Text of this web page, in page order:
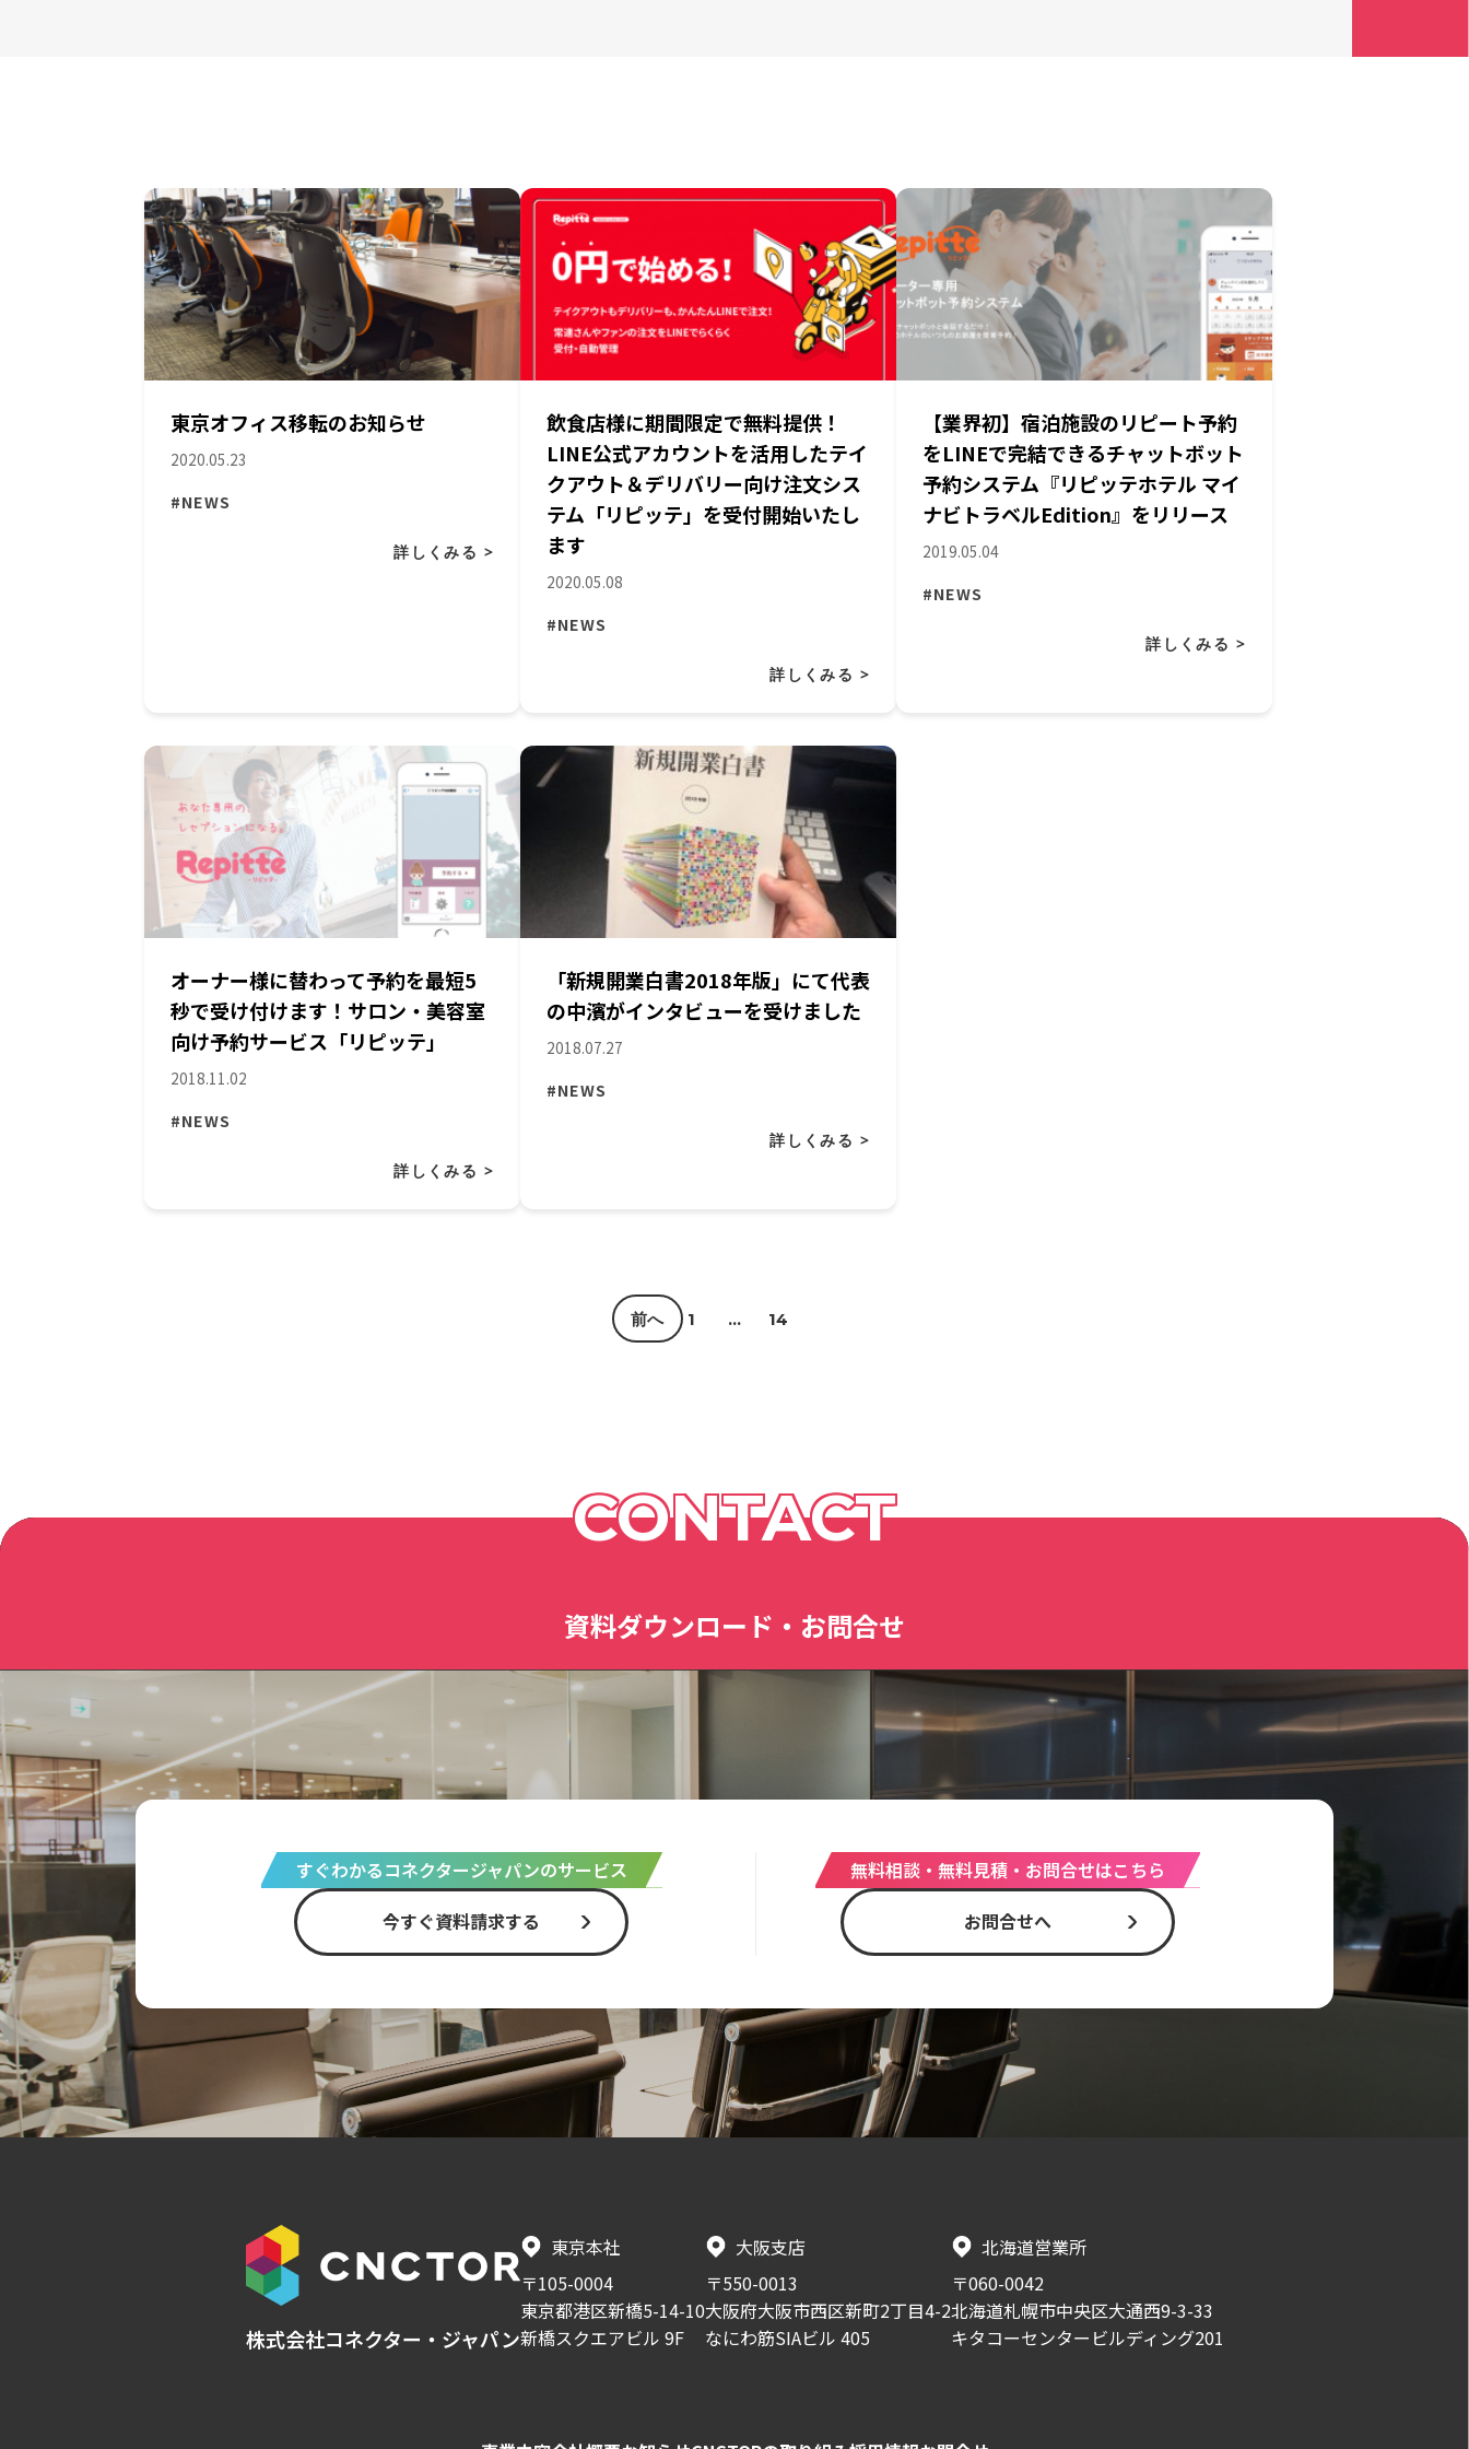
東京オフィス移転のお知らせ
2020.05.23
#NEWS
詳しくみる >
飲食店様に期間限定で無料提供！
LINE公式アカウントを活用したテイ
クアウト＆デリバリー向け注文シス
テム「リピッテ」を受付開始いたし
ます
2020.05.08
#NEWS
詳しくみる >
【業界初】宿泊施設のリピート予約
をLINEで完結できるチャットボット
予約システム『リピッテホテル マイ
ナビトラベルEdition』をリリース
2019.05.04
#NEWS
詳しくみる >
オーナー様に替わって予約を最短5
秒で受け付けます！サロン・美容室
向け予約サービス「リピッテ」
2018.11.02
#NEWS
詳しくみる >
「新規開業白書2018年版」にて代表
の中濱がインタビューを受けました
2018.07.27
#NEWS
詳しくみる >
前へ 1 … 14
CONTACT
資料ダウンロード・お問合せ
すぐわかるコネクタージャパンのサービス
今すぐ資料請求する
無料相談・無料見積・お問合せはこちら
お問合せへ
株式会社コネクター・ジャパン
東京本社
〒105-0004
東京都港区新橋5-14-10
新橋スクエアビル 9F
大阪支店
〒550-0013
大阪府大阪市西区新町2丁目4-2
なにわ筋SIAビル 405
北海道営業所
〒060-0042
北海道札幌市中央区大通西9-3-33
キタコーセンタービルディング201